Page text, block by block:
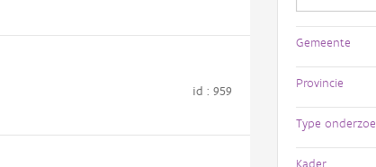
id : 959
Gemeente
Provincie
Type
Kader